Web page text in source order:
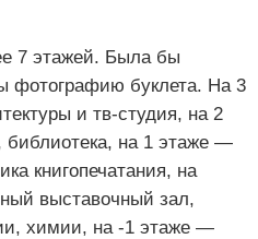
7 этажей. Была бы
фотографию буклета. На 3
и тв-студия, на 2
на 1 этаже —
книгопечатания, на
выставочный зал,
химии, на -1 этаже —